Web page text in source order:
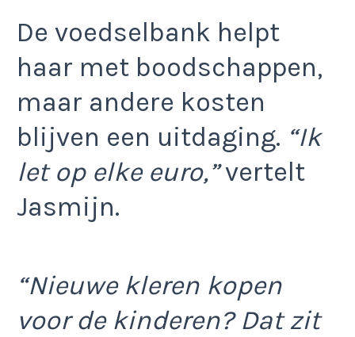
De voedselbank helpt
haar met boodschappen,
maar andere kosten
blijven een uitdaging. “Ik
let op elke euro,”vertelt
Jasmijn.
“Nieuwe kleren kopen
voor de kinderen? Dat zit